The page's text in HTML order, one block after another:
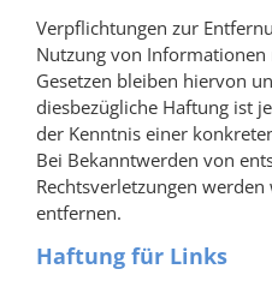
Verpflichtungen zur
Nutzung von Informationen
Gesetzen bleiben hiervon
diesbezügliche Haftung ist
der Kenntnis einer
Bei Bekanntwerden von
Rechtsverletzungen
entfernen.
Haftung für Links